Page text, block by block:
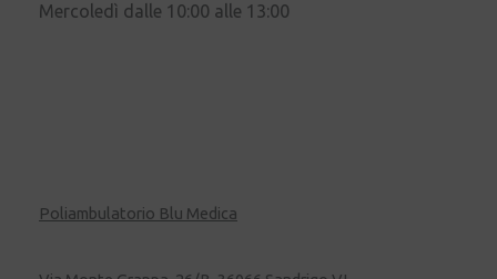
Mercoledì dalle 10:00 alle 13:00
Poliambulatorio Blu Medica